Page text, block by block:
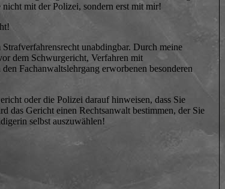
nicht mit der Polizei, sondern erst mit mir!
unabdingbar. Durch meine
dem Schwurgericht, Verfahren mit
Fachanwaltslehrgang erworbenen besonderen
oder die Polizei darauf hinweisen, dass Sie
das Gericht einen Rechtsanwalt bestimmen, der Sie
selbst auszuwählen!